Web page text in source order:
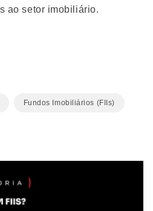
ao setor imobiliário.
Fundos Imobiliários (FIIs)